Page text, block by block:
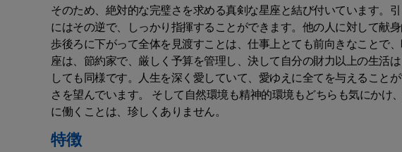
そのため、絶対的な完璧さを求める真剣な星座と結び付いています。
にはその逆で、しっかり指揮することができます。他の人に対して献
歩後ろに下がって全体を見渡すことは、仕事上とても前向きなことで
座は、節約家で、厳しく予算を管理し、決して自分の財力以上の生活
しても同様です。人生を深く愛していて、愛ゆえに全てを与えること
さを望んでいます。 そして自然環境も精神的環境もどちらも気にか
に働くことは、珍しくありません。
特徴